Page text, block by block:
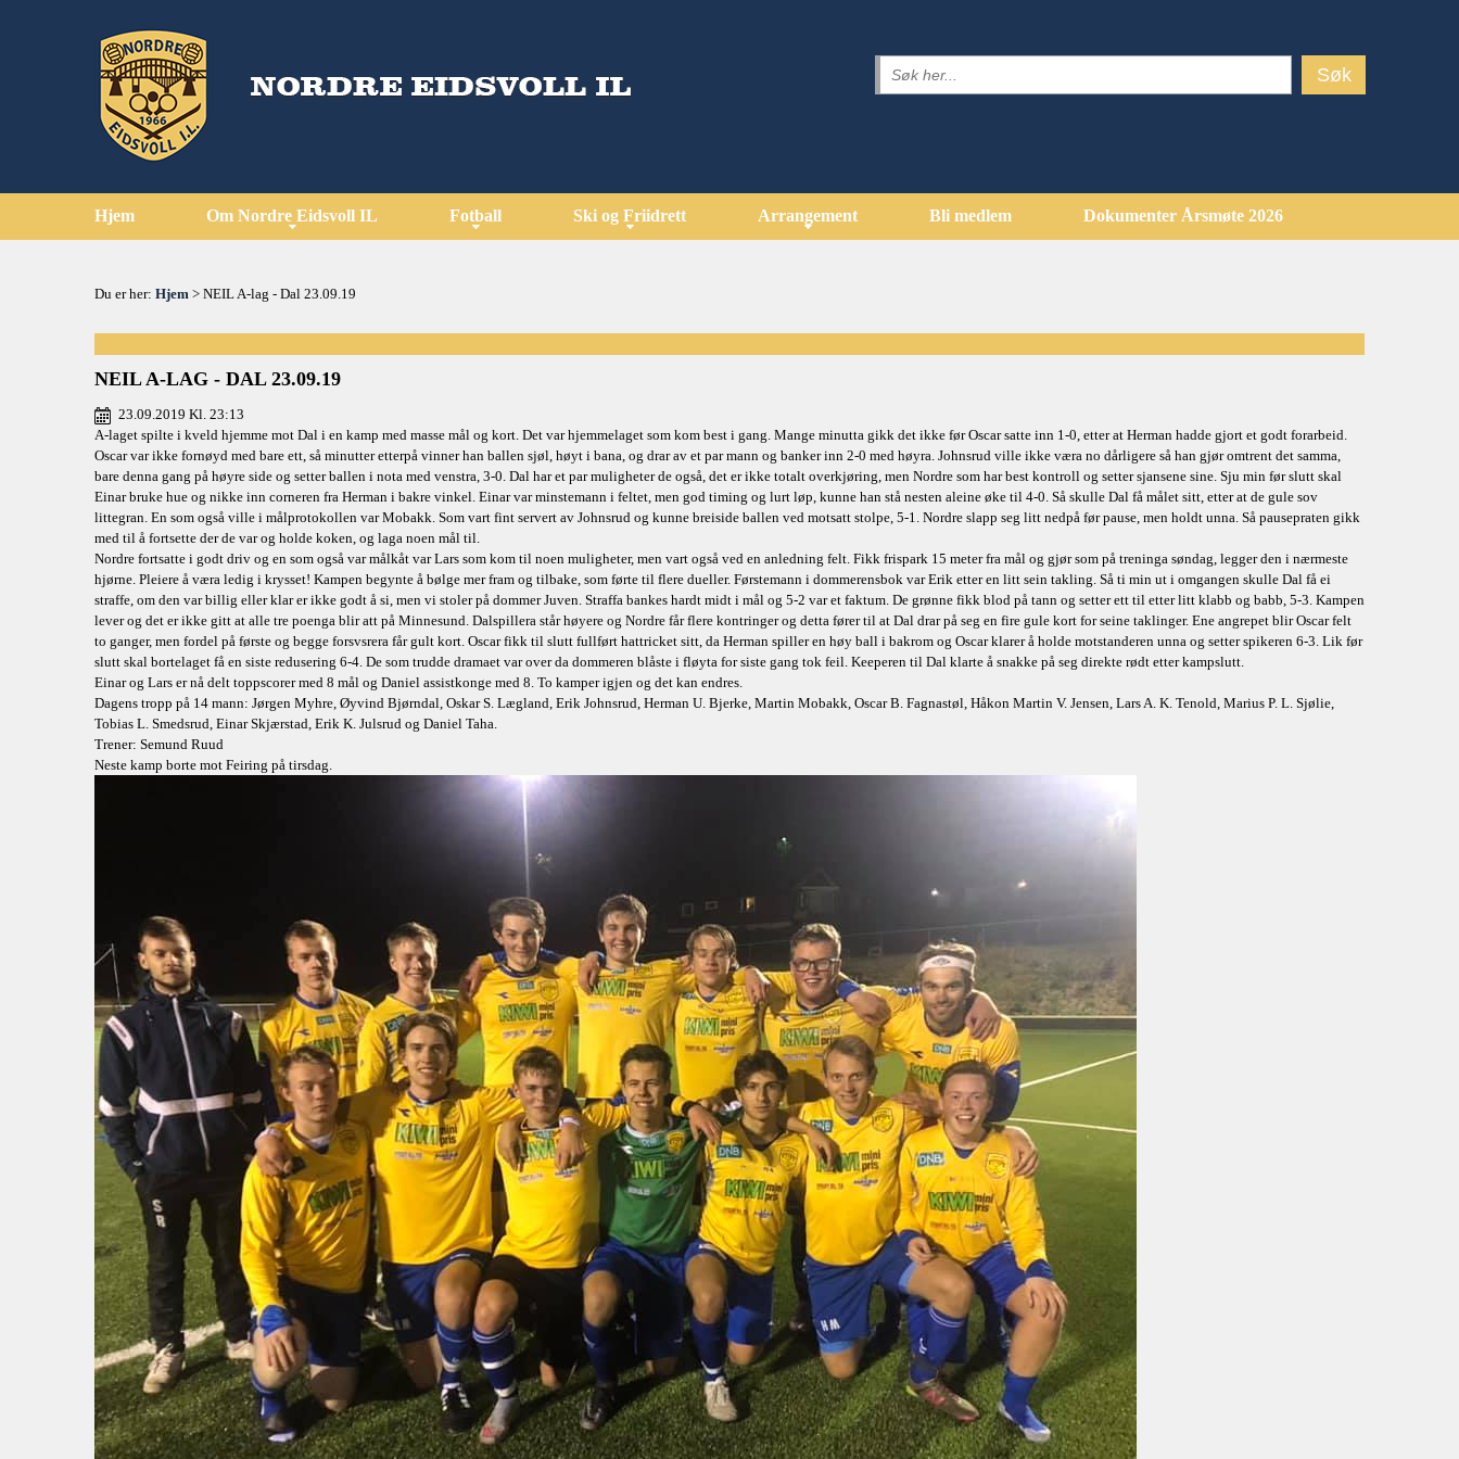
Hjem Om Nordre Eidsvoll IL Fotball Ski og Friidrett Arrangement Bli medlem Dokumenter Årsmøte 2026
Du er her: Hjem > NEIL A-lag - Dal 23.09.19
NEIL A-LAG - DAL 23.09.19
23.09.2019 Kl. 23:13
A-laget spilte i kveld hjemme mot Dal i en kamp med masse mål og kort. Det var hjemmelaget som kom best i gang. Mange minutta gikk det ikke før Oscar satte inn 1-0, etter at Herman hadde gjort et godt forarbeid.
Oscar var ikke fornøyd med bare ett, så minutter etterpå vinner han ballen sjøl, høyt i bana, og drar av et par mann og banker inn 2-0 med høyra. Johnsrud ville ikke væra no dårligere så han gjør omtrent det samma,
bare denna gang på høyre side og setter ballen i nota med venstra, 3-0. Dal har et par muligheter de også, det er ikke totalt overkjøring, men Nordre som har best kontroll og setter sjansene sine. Sju min før slutt skal
Einar bruke hue og nikke inn corneren fra Herman i bakre vinkel. Einar var minstemann i feltet, men god timing og lurt løp, kunne han stå nesten aleine øke til 4-0. Så skulle Dal få målet sitt, etter at de gule sov
littegran. En som også ville i målprotokollen var Mobakk. Som vart fint servert av Johnsrud og kunne breiside ballen ved motsatt stolpe, 5-1. Nordre slapp seg litt nedpå før pause, men holdt unna. Så pausepraten gikk
med til å fortsette der de var og holde koken, og laga noen mål til.
Nordre fortsatte i godt driv og en som også var målkåt var Lars som kom til noen muligheter, men vart også ved en anledning felt. Fikk frispark 15 meter fra mål og gjør som på treninga søndag, legger den i nærmeste
hjørne. Pleiere å væra ledig i krysset! Kampen begynte å bølge mer fram og tilbake, som førte til flere dueller. Førstemann i dommerensbok var Erik etter en litt sein takling. Så ti min ut i omgangen skulle Dal få ei
straffe, om den var billig eller klar er ikke godt å si, men vi stoler på dommer Juven. Straffa bankes hardt midt i mål og 5-2 var et faktum. De grønne fikk blod på tann og setter ett til etter litt klabb og babb, 5-3. Kampen
lever og det er ikke gitt at alle tre poenga blir att på Minnesund. Dalspillera står høyere og Nordre får flere kontringer og detta fører til at Dal drar på seg en fire gule kort for seine taklinger. Ene angrepet blir Oscar felt
to ganger, men fordel på første og begge forsvsrera får gult kort. Oscar fikk til slutt fullført hattricket sitt, da Herman spiller en høy ball i bakrom og Oscar klarer å holde motstanderen unna og setter spikeren 6-3. Lik før
slutt skal bortelaget få en siste redusering 6-4. De som trudde dramaet var over da dommeren blåste i fløyta for siste gang tok feil. Keeperen til Dal klarte å snakke på seg direkte rødt etter kampslutt.
Einar og Lars er nå delt toppscorer med 8 mål og Daniel assistkonge med 8. To kamper igjen og det kan endres.
Dagens tropp på 14 mann: Jørgen Myhre, Øyvind Bjørndal, Oskar S. Lægland, Erik Johnsrud, Herman U. Bjerke, Martin Mobakk, Oscar B. Fagnastøl, Håkon Martin V. Jensen, Lars A. K. Tenold, Marius P. L. Sjølie,
Tobias L. Smedsrud, Einar Skjærstad, Erik K. Julsrud og Daniel Taha.
Trener: Semund Ruud
Neste kamp borte mot Feiring på tirsdag.